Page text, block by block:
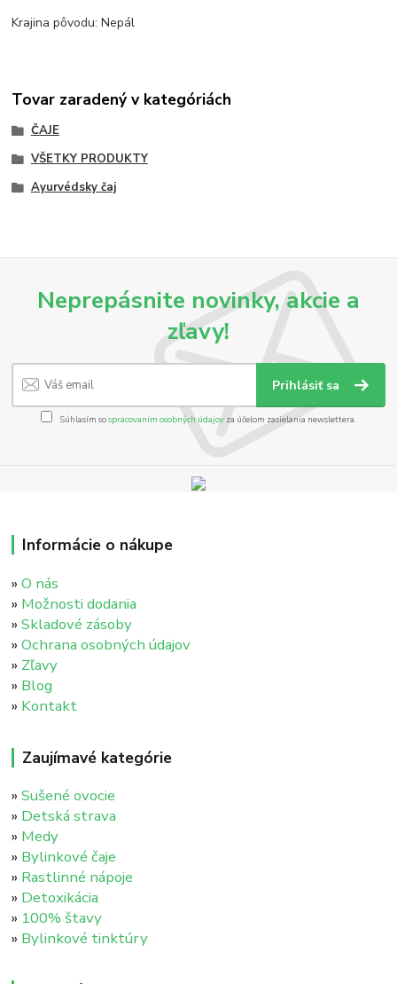
Krajina pôvodu: Nepál
Tovar zaradený v kategóriách
ČAJE
VŠETKY PRODUKTY
Ayurvédsky čaj
Neprepásnite novinky, akcie a
zľavy!
Prihlásiť sa
Súhlasím sospracovaním osobných údajov za účelom zasielania newslettera.
Informácie o nákupe
»O nás
» Možnosti dodania
»Skladové zásoby
»Ochrana osobných údajov
» Zľavy
» Blog
» Kontakt
Zaujímavé kategórie
»Sušené ovocie
» Detská strava
» Medy
» Bylinkové čaje
» Rastlinné nápoje
» Detoxikácia
» 100% štavy
» Bylinkové tinktúry